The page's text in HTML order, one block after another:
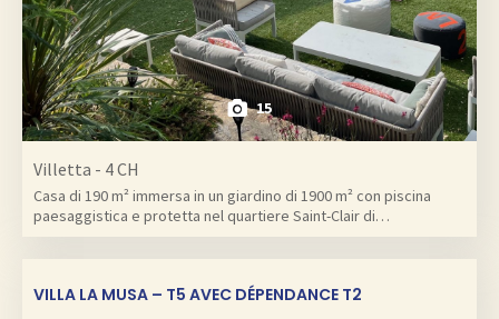
15
Villetta - 4 CH
Casa di 190 m² immersa in un giardino di 1900 m² con piscina
paesaggistica e protetta nel quartiere Saint-Clair di…
VILLA LA MUSA – T5 AVEC DÉPENDANCE T2